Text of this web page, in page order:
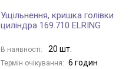
Ущільнення, кришка голівки
циліндра 169.710 ELRING
В наявності: 20 шт.
Термін очікування: 6 годин